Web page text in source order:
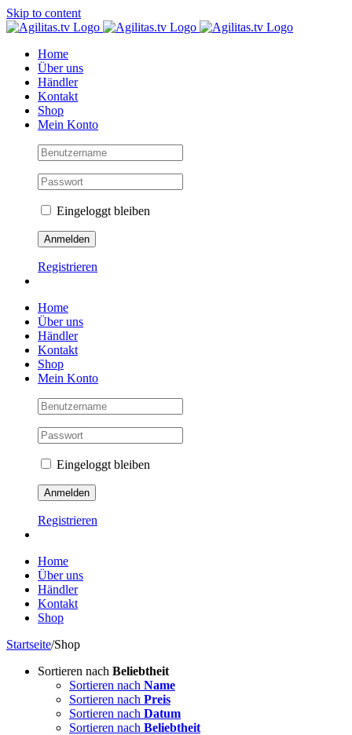
Skip to content
Home
Über uns
Händler
Kontakt
Shop
Mein Konto
Eingeloggt bleiben
Registrieren
Home
Über uns
Händler
Kontakt
Shop
Mein Konto
Eingeloggt bleiben
Registrieren
Home
Über uns
Händler
Kontakt
Shop
Startseite/Shop
Sortieren nach Beliebtheit
Sortieren nach Name
Sortieren nach Preis
Sortieren nach Datum
Sortieren nach Beliebtheit